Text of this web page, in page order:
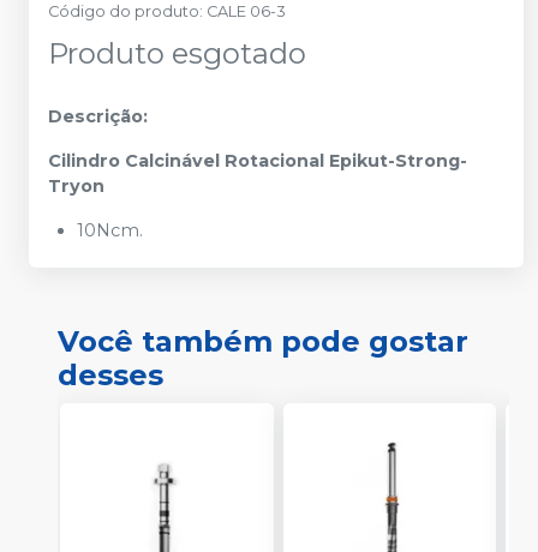
Código do produto: CALE 06-3
Produto esgotado
Descrição:
Cilindro Calcinável Rotacional Epikut-Strong-
Tryon
10Ncm.
Você também pode gostar
desses